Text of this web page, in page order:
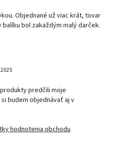
Objednané už viac krát, tovar
bol zakaždým malý darček.
predčili moje
budem objednávať aj v
hodnotenia obchodu